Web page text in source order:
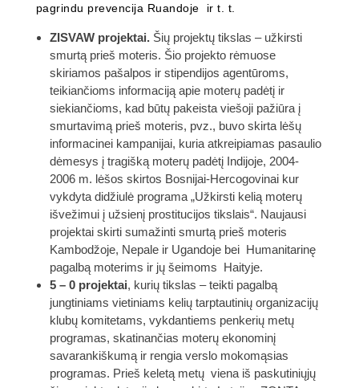
pagrindu prevencija Ruandoje ir t. t.
ZISVAW projektai.Šių projektų tikslas – užkirsti
smurtą prieš moteris. Šio projekto rėmuose
skiriamos pašalpos ir stipendijos agentūroms,
teikiančioms informaciją apie moterų padėtį ir
siekiančioms, kad būtų pakeista viešoji pažiūra į
smurtavimą prieš moteris, pvz., buvo skirta lėšų
informacinei kampanijai, kuria atkreipiamas pasaulio
dėmesys į tragišką moterų padėtį Indijoje, 2004-
2006 m. lėšos skirtos Bosnijai-Hercogovinai kur
vykdyta didžiulė programa „Užkirsti kelią moterų
išvežimui į užsienį prostitucijos tikslais“. Naujausi
projektai skirti sumažinti smurtą prieš moteris
Kambodžoje, Nepale ir Ugandoje bei Humanitarinę
pagalbą moterims ir jų šeimoms Haityje.
5 – 0 projektai, kurių tikslas – teikti pagalbą
jungtiniams vietiniams kelių tarptautinių organizacijų
klubų komitetams, vykdantiems penkerių metų
programas, skatinančias moterų ekonominį
savarankiškumą ir rengia verslo mokomąsias
programas. Prieš keletą metų viena iš paskutiniųjų